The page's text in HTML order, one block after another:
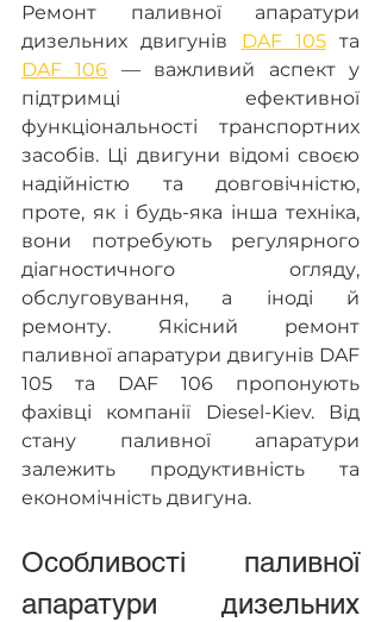
Ремонт паливної апаратури
дизельних двигунів DAF 105
DAF 106 — важливий аспект у
підтримці ефективної
функціональності транспортних
засобів. Ці двигуни відомі своєю
надійністю та довговічністю,
проте, як і будь-яка інша техніка,
вони потребують регулярного
діагностичного огляду,
обслуговування, а іноді й
ремонту. Якісний ремонт
паливної апаратури двигунів DAF
105 та DAF 106 пропонують
фахівці компанії Diesel-Kiev. Від
стану паливної апаратури
залежить продуктивність та
економічність двигуна.
Особливості паливної
апаратури дизельних